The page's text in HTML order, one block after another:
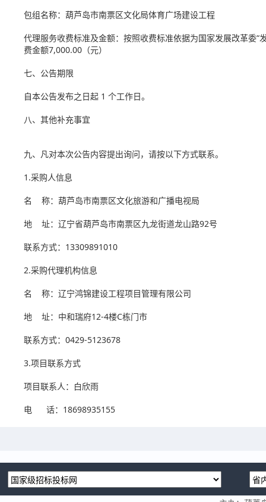
包组名称：葫芦岛市南票区文化局体育广场建设工程
代理服务收费标准及金额：按照收费标准依据为国家发展改革委
费金额7,000.00（元）
七、公告期限
自本公告发布之日起 1 个工作日。
八、其他补充事宜
九、凡对本次公告内容提出询问，请按以下方式联系。
1.采购人信息
名 称：葫芦岛市南票区文化旅游和广播电视局
地 址：辽宁省葫芦岛市南票区九龙街道龙山路92号
联系方式：13309891010
2.采购代理机构信息
名 称：辽宁鸿锦建设工程项目管理有限公司
地 址：中和瑞府12-4楼C栋门市
联系方式：0429-5123678
3.项目联系方式
项目联系人：白欣雨
电 话：18698935155